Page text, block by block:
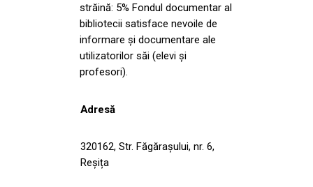
străină: 5% Fondul documentar al
bibliotecii satisface nevoile de
informare și documentare ale
utilizatorilor săi (elevi și
profesori).
Adresă
320162, Str. Făgăraşului, nr. 6,
Reșița